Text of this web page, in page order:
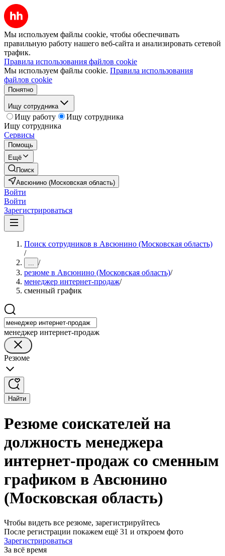
Мы используем файлы cookie, чтобы обеспечивать
правильную работу нашего веб-сайта и анализировать сетевой
трафик.
Правила использования файлов cookie
Мы используем файлы cookie. Правила использования
файлов cookie
Понятно
Ищу сотрудника
Ищу работу
Ищу сотрудника
Ищу сотрудника
Сервисы
Помощь
Ещё
Поиск
Авсюнино (Московская область)
Войти
Войти
Зарегистрироваться
Поиск сотрудников в Авсюнино (Московская область)
/
... /
резюме в Авсюнино (Московская область)/
менеджер интернет-продаж/
сменный график
менеджер интернет-продаж
Резюме
Найти
Резюме соискателей на
должность менеджера
интернет-продаж со сменным
графиком в Авсюнино
(Московская область)
Чтобы видеть все резюме, зарегистрируйтесь
После регистрации покажем ещё 31 и откроем фото
Зарегистрироваться
За всё время